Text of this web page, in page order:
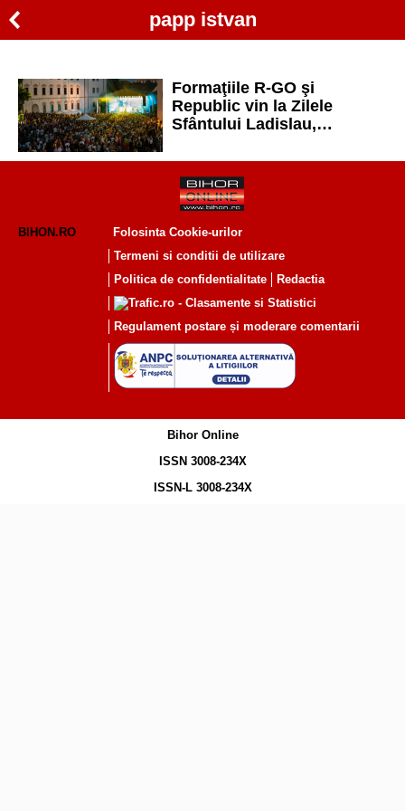
papp istvan
Formaţiile R-GO şi
Republic vin la Zilele
Sfântului Ladislau,
Cetatea Oradea
BIHON.RO
Folosinta Cookie-urilor
Termeni si conditii de utilizare
Politica de confidentialitate
Redactia
Regulament postare și moderare comentarii
Bihor Online
ISSN 3008-234X
ISSN-L 3008-234X